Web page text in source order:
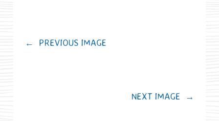
← PREVIOUS IMAGE
NEXT IMAGE →